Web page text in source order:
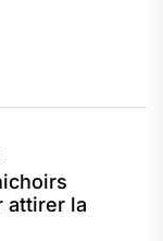
attirer la